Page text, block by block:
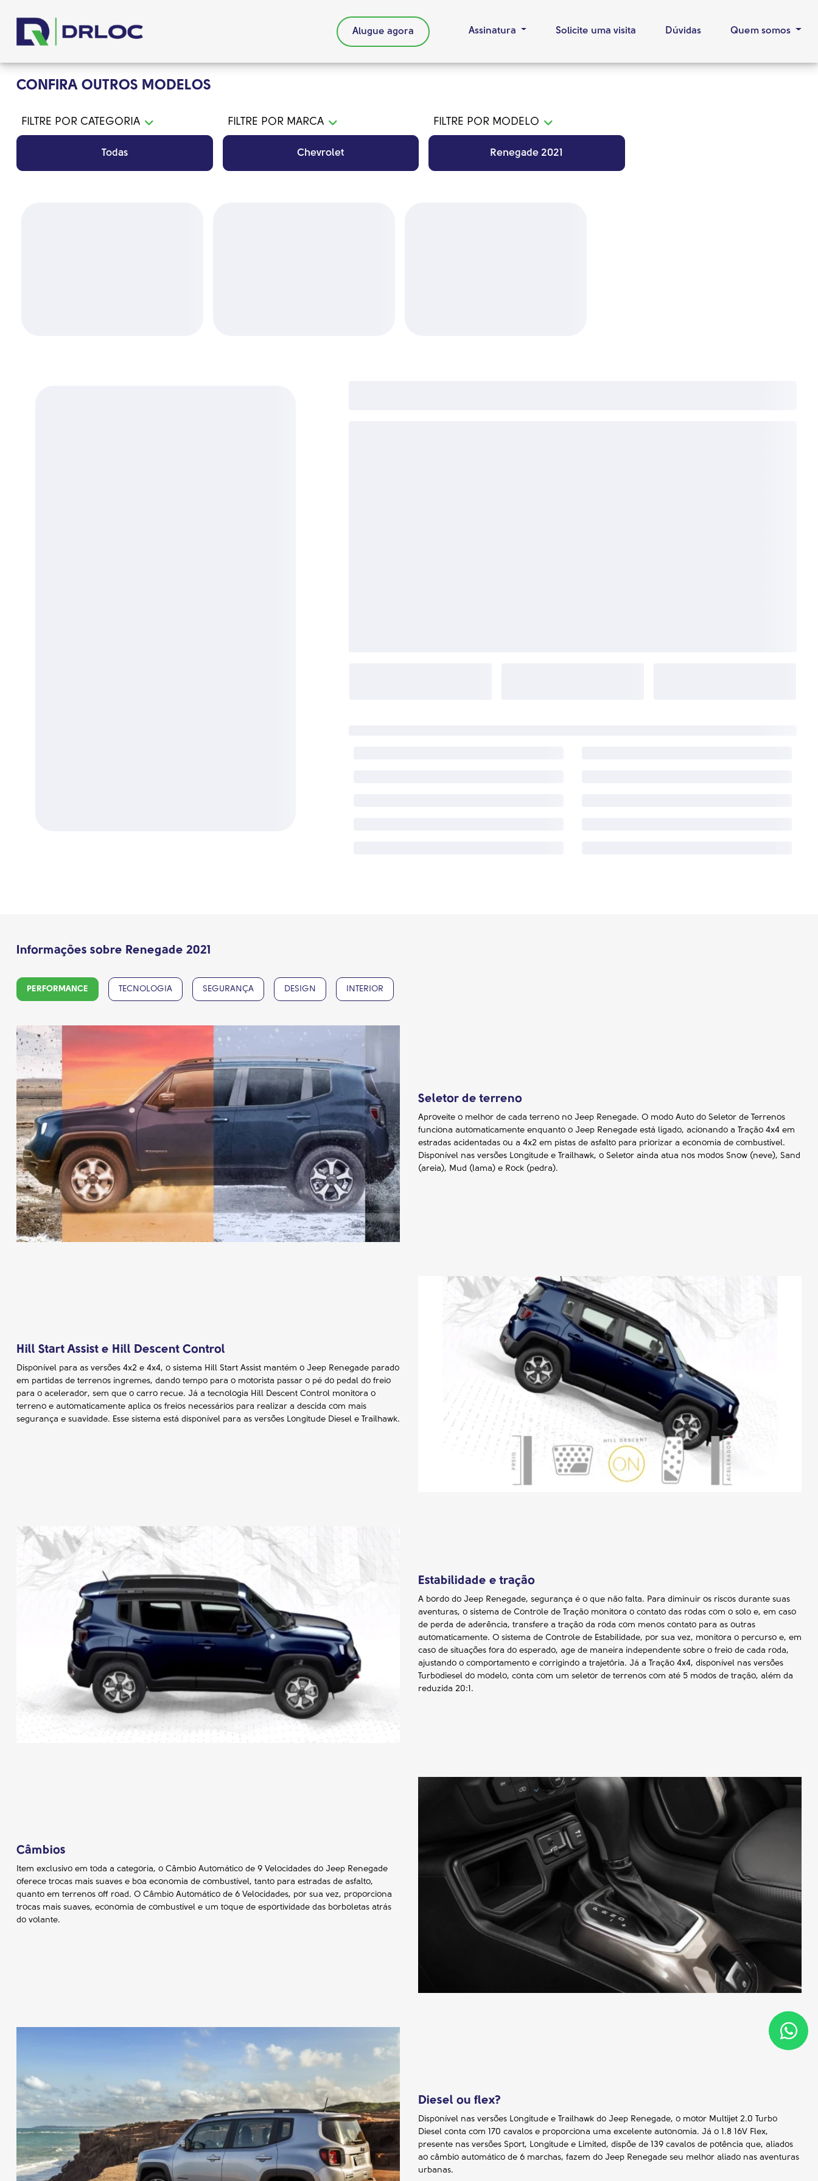
Alugue agora Assinatura Solicite uma visita Dúvidas Quem somos
CONFIRA OUTROS MODELOS
FILTRE POR CATEGORIA
Todas
FILTRE POR MARCA
Chevrolet
FILTRE POR MODELO
Renegade 2021
Informações sobre Renegade 2021
PERFORMANCE TECNOLOGIA SEGURANÇA DESIGN INTERIOR
Seletor de terreno
Aproveite o melhor de cada terreno no Jeep Renegade. O modo Auto do Seletor de Terrenos
funciona automaticamente enquanto o Jeep Renegade está ligado, acionando a Tração 4x4 em
estradas acidentadas ou a 4x2 em pistas de asfalto para priorizar a economia de combustível.
Disponível nas versões Longitude e Trailhawk, o Seletor ainda atua nos modos Snow (neve), Sand
(areia), Mud (lama) e Rock (pedra).
Hill Start Assist e Hill Descent Control
Disponível para as versões 4x2 e 4x4, o sistema Hill Start Assist mantém o Jeep Renegade parado
em partidas de terrenos íngremes, dando tempo para o motorista passar o pé do pedal do freio
para o acelerador, sem que o carro recue. Já a tecnologia Hill Descent Control monitora o
terreno e automaticamente aplica os freios necessários para realizar a descida com mais
segurança e suavidade. Esse sistema está disponível para as versões Longitude Diesel e Trailhawk.
Estabilidade e tração
A bordo do Jeep Renegade, segurança é o que não falta. Para diminuir os riscos durante suas
aventuras, o sistema de Controle de Tração monitora o contato das rodas com o solo e, em caso
de perda de aderência, transfere a tração da roda com menos contato para as outras
automaticamente. O sistema de Controle de Estabilidade, por sua vez, monitora o percurso e, em
caso de situações fora do esperado, age de maneira independente sobre o freio de cada roda,
ajustando o comportamento e corrigindo a trajetória. Já a Tração 4x4, disponível nas versões
Turbodiesel do modelo, conta com um seletor de terrenos com até 5 modos de tração, além da
reduzida 20:1.
Câmbios
Item exclusivo em toda a categoria, o Câmbio Automático de 9 Velocidades do Jeep Renegade
oferece trocas mais suaves e boa economia de combustível, tanto para estradas de asfalto,
quanto em terrenos off road. O Câmbio Automático de 6 Velocidades, por sua vez, proporciona
trocas mais suaves, economia de combustível e um toque de esportividade das borboletas atrás
do volante.
Diesel ou flex?
Disponível nas versões Longitude e Trailhawk do Jeep Renegade, o motor Multijet 2.0 Turbo
Diesel conta com 170 cavalos e proporciona uma excelente autonomia. Já o 1.8 16V Flex,
presente nas versões Sport, Longitude e Limited, dispõe de 139 cavalos de potência que, aliados
ao câmbio automático de 6 marchas, fazem do Jeep Renegade seu melhor aliado nas aventuras
urbanas.